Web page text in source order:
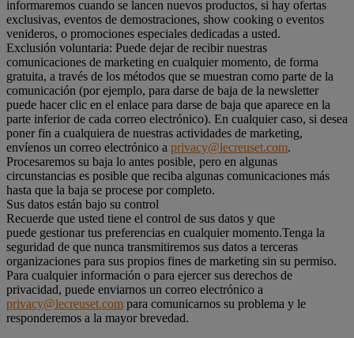
informaremos cuando se lancen nuevos productos, si hay ofertas
exclusivas, eventos de demostraciones, show cooking o eventos
venideros, o promociones especiales dedicadas a usted.
Exclusión voluntaria: Puede dejar de recibir nuestras
comunicaciones de marketing en cualquier momento, de forma
gratuita, a través de los métodos que se muestran como parte de la
comunicación (por ejemplo, para darse de baja de la newsletter
puede hacer clic en el enlace para darse de baja que aparece en la
parte inferior de cada correo electrónico). En cualquier caso, si desea
poner fin a cualquiera de nuestras actividades de marketing,
envíenos un correo electrónico a privacy@lecreuset.com.
Procesaremos su baja lo antes posible, pero en algunas
circunstancias es posible que reciba algunas comunicaciones más
hasta que la baja se procese por completo.
Sus datos están bajo su control
Recuerde que usted tiene el control de sus datos y que
puede gestionar tus preferencias en cualquier momento.Tenga la
seguridad de que nunca transmitiremos sus datos a terceras
organizaciones para sus propios fines de marketing sin su permiso.
Para cualquier información o para ejercer sus derechos de
privacidad, puede enviarnos un correo electrónico a
privacy@lecreuset.com para comunicarnos su problema y le
responderemos a la mayor brevedad.